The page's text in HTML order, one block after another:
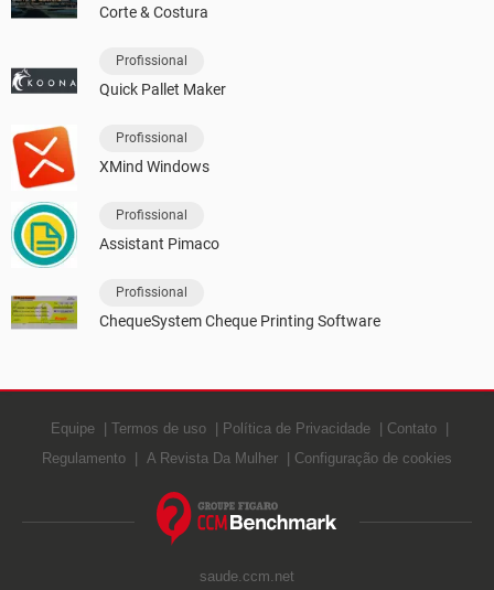
Corte & Costura
Profissional
Quick Pallet Maker
Profissional
XMind Windows
Profissional
Assistant Pimaco
Profissional
ChequeSystem Cheque Printing Software
Equipe Termos de uso Política de Privacidade
Contato
Regulamento
A Revista Da Mulher Configuração de cookies
saude.ccm.net